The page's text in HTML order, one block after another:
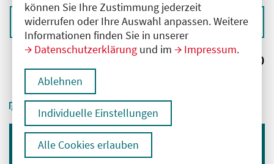
können Sie Ihre Zustimmung jederzeit
widerrufen oder Ihre Auswahl anpassen. Weitere
Informationen finden Sie in unserer
Datenschutzerklärung und im Impressum.
Ablehnen
Individuelle Einstellungen
Alle Cookies erlauben
Sortieren nach
Ergebnisse: 0
Immer informiert bleiben